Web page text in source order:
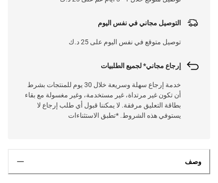
التوصيل مجاني في نفس اليوم
توصيل متوقع في نفس اليوم على 25 د.ك
إرجاع مجاني* لجميع الطلبيات
خدمة إرجاع سهلة وسريعة خلال 30 يوم للمنتجات بشرط
أن تكون غير مرتداة، غير مستخدمة، وغير مغسولة مع بقاء
بطاقة التعليق مرفقة. لا يمكننا قبول أي طلب إرجاع لا
يستوفي هذه الشروط. *تطبق الاستثناءات
وصف